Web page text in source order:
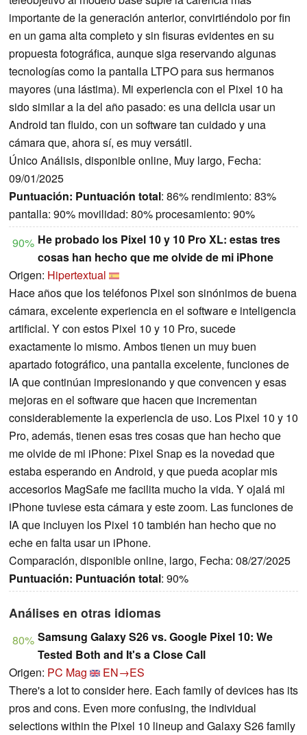
importante de la generación anterior, convirtiéndolo por fin
en un gama alta completo y sin fisuras evidentes en su
propuesta fotográfica, aunque siga reservando algunas
tecnologías como la pantalla LTPO para sus hermanos
mayores (una lástima). Mi experiencia con el Pixel 10 ha
sido similar a la del año pasado: es una delicia usar un
Android tan fluido, con un software tan cuidado y una
cámara que, ahora sí, es muy versátil.
Único Análisis, disponible online, Muy largo, Fecha:
09/01/2025
Puntuación: Puntuación total: 86% rendimiento: 83%
pantalla: 90% movilidad: 80% procesamiento: 90%
90% He probado los Pixel 10 y 10 Pro XL: estas tres
cosas han hecho que me olvide de mi iPhone
Origen: Hipertextual
Hace años que los teléfonos Pixel son sinónimos de buena
cámara, excelente experiencia en el software e inteligencia
artificial. Y con estos Pixel 10 y 10 Pro, sucede
exactamente lo mismo. Ambos tienen un muy buen
apartado fotográfico, una pantalla excelente, funciones de
IA que continúan impresionando y que convencen y esas
mejoras en el software que hacen que incrementan
considerablemente la experiencia de uso. Los Pixel 10 y 10
Pro, además, tienen esas tres cosas que han hecho que
me olvide de mi iPhone: Pixel Snap es la novedad que
estaba esperando en Android, y que pueda acoplar mis
accesorios MagSafe me facilita mucho la vida. Y ojalá mi
iPhone tuviese esta cámara y este zoom. Las funciones de
IA que incluyen los Pixel 10 también han hecho que no
eche en falta usar un iPhone.
Comparación, disponible online, largo, Fecha: 08/27/2025
Puntuación: Puntuación total: 90%
Análises en otras idiomas
80% Samsung Galaxy S26 vs. Google Pixel 10: We
Tested Both and It's a Close Call
Origen: PC Mag
EN→ES
There's a lot to consider here. Each family of devices has its
pros and cons. Even more confusing, the individual
selections within the Pixel 10 lineup and Galaxy S26 family